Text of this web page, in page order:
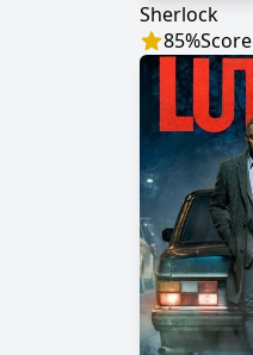
Sherlock
85%Score